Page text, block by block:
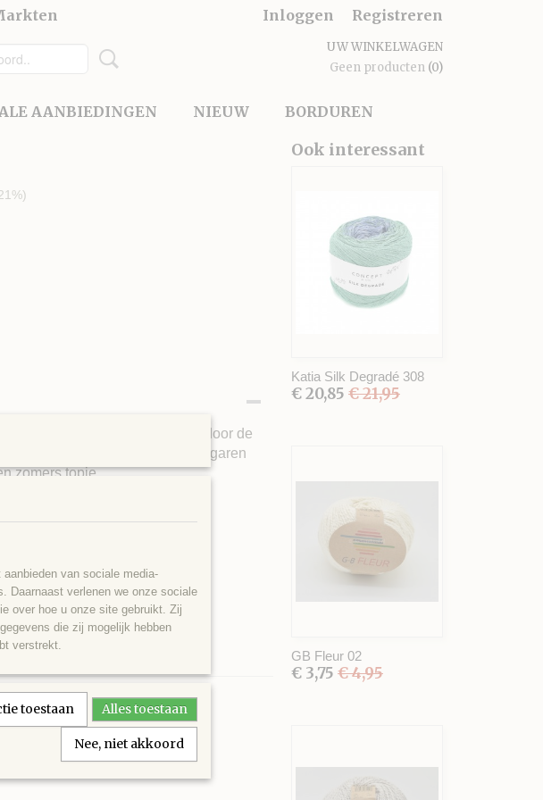
Inloggen Registreren
UW WINKELWAGEN
Geen producten (0)
AANBIEDINGEN NIEUW BORDUREN
Deze draad voelt heerlijk aan door de
met een gevoelige huid. Met dit garen
zomers topje.
Ook interessant
Katia Silk Degradé 308
€ 20,85 € 21,95
GB Fleur 02
€ 3,75 € 4,95
van sociale media-
Daarnaast verlenen we onze sociale
over hoe u onze site gebruikt. Zij
die zij mogelijk hebben
verstrekt.
toestaan Alles toestaan
Nee, niet akkoord